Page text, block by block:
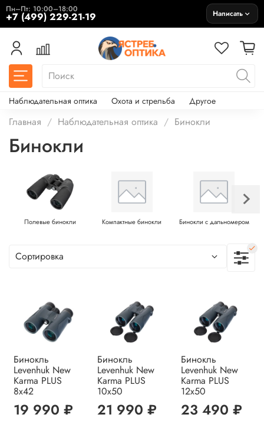
Пн–Пт: 10:00–18:00
+7 (499) 229-21-19 Написать
Наблюдательная оптика Охота и стрельба Другое
Главная Наблюдательная оптика Бинокли
Бинокли
Полевые бинокли Компактные бинокли Бинокли с дальномером
Бинокль
Levenhuk New
Karma PLUS
8x42
19 990 ₽
Бинокль
Levenhuk New
Karma PLUS
10x50
21 990 ₽
Бинокль
Levenhuk New
Karma PLUS
12x50
23 490 ₽